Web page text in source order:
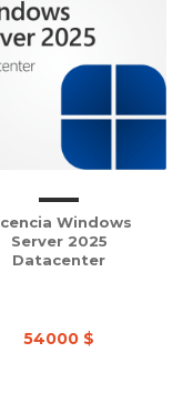
Windows
Server 2025
Datacenter
54000 $